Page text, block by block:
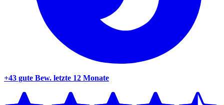
+43 gute Bew. letzte 12 Monate